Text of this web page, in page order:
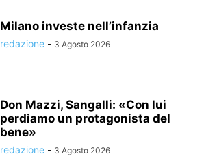
Milano investe nell’infanzia
redazione - 3 Agosto 2026
Don Mazzi, Sangalli: «Con lui
perdiamo un protagonista del
bene»
redazione - 3 Agosto 2026